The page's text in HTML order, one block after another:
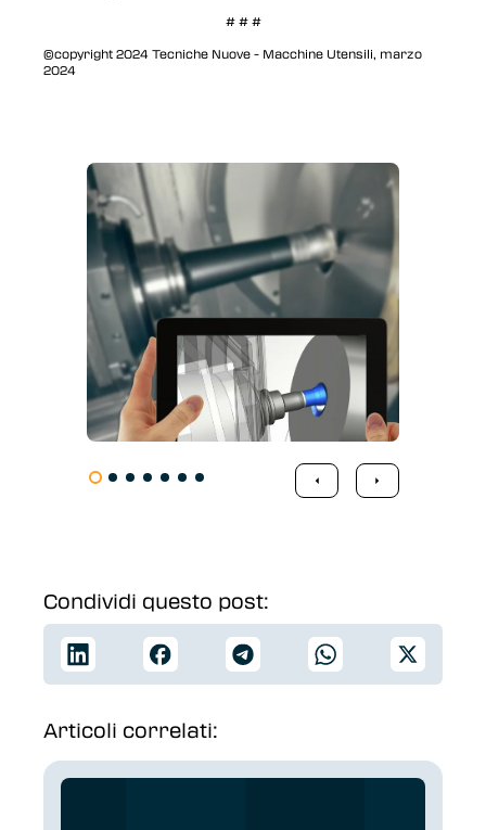
# # #
©copyright 2024 Tecniche Nuove - Macchine Utensili, marzo
2024
Condividi questo post:
Articoli correlati: